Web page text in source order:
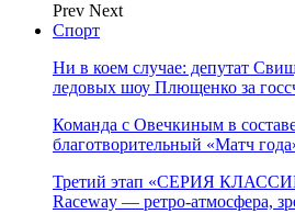
Prev Next
Спорт
Ни в коем случае: депутат
ледовых шоу Плющенко за
Команда с Овечкиным в
благотворительный «Матч
Третий этап «СЕРИЯ
Raceway — ретро‑атмосфера,